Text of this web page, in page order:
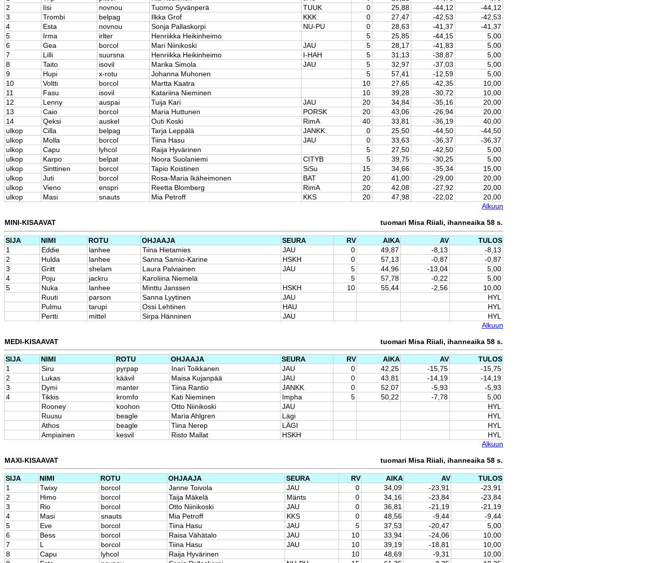
2
Iisi novnou Tuomo Syvänperä TUUK 0 25,88 -44,12
-44,12
3
Trombi belpag Ilkka Grof KKK 0 27,47 -42,53
-42,53
4
Esta novnou Sonja Pallaskorpi NU-PU 0 28,63 -41,37
-41,37
5
Irma irlter Henriikka Heikinheimo 5 25,85 -44,15
5,00
6
Gea borcol Mari Niinikoski JAU 5 28,17 -41,83
5,00
7
Lilli suursna Henriikka Heikinheimo I-HAH 5 31,13 -38,87
5,00
8
Taito isovil Marika Simola JAU 5 32,97 -37,03
5,00
9
Hupi x-rotu Johanna Muhonen 5 57,41 -12,59
5,00
10
Voltti borcol Martta Kaatra 10 27,65 -42,35
10,00
11
Fasu isovil Katariina Nieminen 10 39,28 -30,72
10,00
12
Lenny auspai Tuija Kari JAU 20 34,84 -35,16
20,00
13
Caio borcol Maria Huttunen PORSK 20 43,06 -26,94
20,00
14
Qeksi auskel Outi Koski RimA 40 33,81 -36,19
40,00
ulkop
Cilla belpag Tarja Leppälä JANKK 0 25,50 -44,50
-44,50
ulkop
Molla borcol Tiina Hasu JAU 0 33,63 -36,37
-36,37
ulkop
Capu lyhcol Raija Hyvärinen 5 27,50 -42,50
5,00
ulkop
Karpo belpat Noora Suolaniemi CITYB 5 39,75 -30,25
5,00
ulkop
Sinttinen borcol Tapio Koistinen SiSu 15 34,66 -35,34
15,00
ulkop
Juti borcol Rosa-Maria Ikäheimonen BAT 20 41,00 -29,00
20,00
ulkop
Vieno enspri Reetta Blomberg RimA 20 42,08 -27,92
20,00
ulkop
Masi snauts Mia Petroff KKS 20 47,98 -22,02
20,00
Alkuun
MINI-KISAAVAT tuomari Misa Riiali, ihanneaika 58 s.
SIJA NIMI ROTU OHJAAJA SEURA RV AIKA AV
TULOS
1
Eddie lanhee Tiina Hietamies JAU 0 49,87 -8,13
-8,13
2
Hulda lanhee Sanna Samio-Karine HSKH 0 57,13 -0,87
-0,87
3
Gritt shelam Laura Palviainen JAU 5 44,96 -13,04
5,00
4
Poju jackru Karoliina Niemelä 5 57,78 -0,22
5,00
5
Nuka lanhee Minttu Janssen HSKH 10 55,44 -2,56
10,00
Ruuti
parson Sanna Lyytinen JAU
HYL
Pulmu
tarupi Ossi Lehtinen HAU
HYL
Pertti
mittel Sirpa Hänninen JAU
HYL
Alkuun
MEDI-KISAAVAT tuomari Misa Riiali, ihanneaika 58 s.
SIJA NIMI ROTU OHJAAJA SEURA RV AIKA AV
TULOS
1
Siru pyrpap Inari Toikkanen JAU 0 42,25 -15,75
-15,75
2
Lukas käävil Maisa Kujanpää JAU 0 43,81 -14,19
-14,19
3
Dymi manter Tiina Rantio JANKK 0 52,07 -5,93
-5,93
4
Tikkis kromfo Kati Nieminen Impha 5 50,22 -7,78
5,00
Rooney
koohon Otto Niinikoski JAU
HYL
Ruusu
beagle Maria Ahlgren Lägi
HYL
Athos
beagle Tiina Nerep LÄGI
HYL
Ampiainen
kesvil Risto Mallat HSKH
HYL
Alkuun
MAXI-KISAAVAT tuomari Misa Riiali, ihanneaika 58 s.
SIJA NIMI ROTU OHJAAJA SEURA RV AIKA AV
TULOS
1
Twixy borcol Janne Toivola JAU 0 34,09 -23,91
-23,91
2
Himo borcol Taija Mäkelä Mänts 0 34,16 -23,84
-23,84
3
Rio borcol Otto Niinikoski JAU 0 36,81 -21,19
-21,19
4
Masi snauts Mia Petroff KKS 0 48,56 -9,44
-9,44
5
Eve borcol Tiina Hasu JAU 5 37,53 -20,47
5,00
6
Bess borcol Raisa Vähätalo JAU 10 33,94 -24,06
10,00
7
L borcol Tiina Hasu JAU 10 39,19 -18,81
10,00
8
Capu lyhcol Raija Hyvärinen 10 48,69 -9,31
10,00